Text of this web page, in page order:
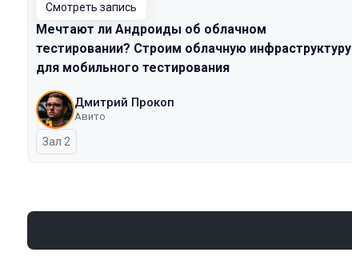
Смотреть запись
Мечтают ли Андроиды об облачном
тестировании? Строим облачную инфраструктуру
для мобильного тестирования
Дмитрий Прокоп
Авито
Зал 2